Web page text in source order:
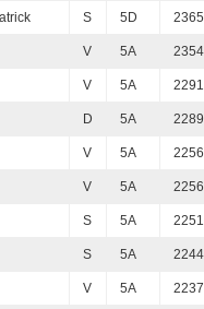
S 5D 2365
V 5A 2354
V 5A 2291
D 5A 2289
V 5A 2256
V 5A 2256
S 5A 2251
S 5A 2244
V 5A 2237